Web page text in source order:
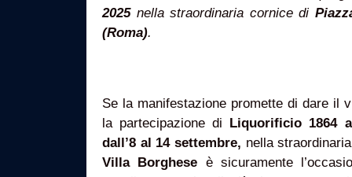
2025nella straordinaria cornice di
(Roma).
Se la manifestazione promette di dare il
la partecipazione di Liquorificio 1864
dall’8 al 14 settembre, nella
Villa Borghese è sicuramente